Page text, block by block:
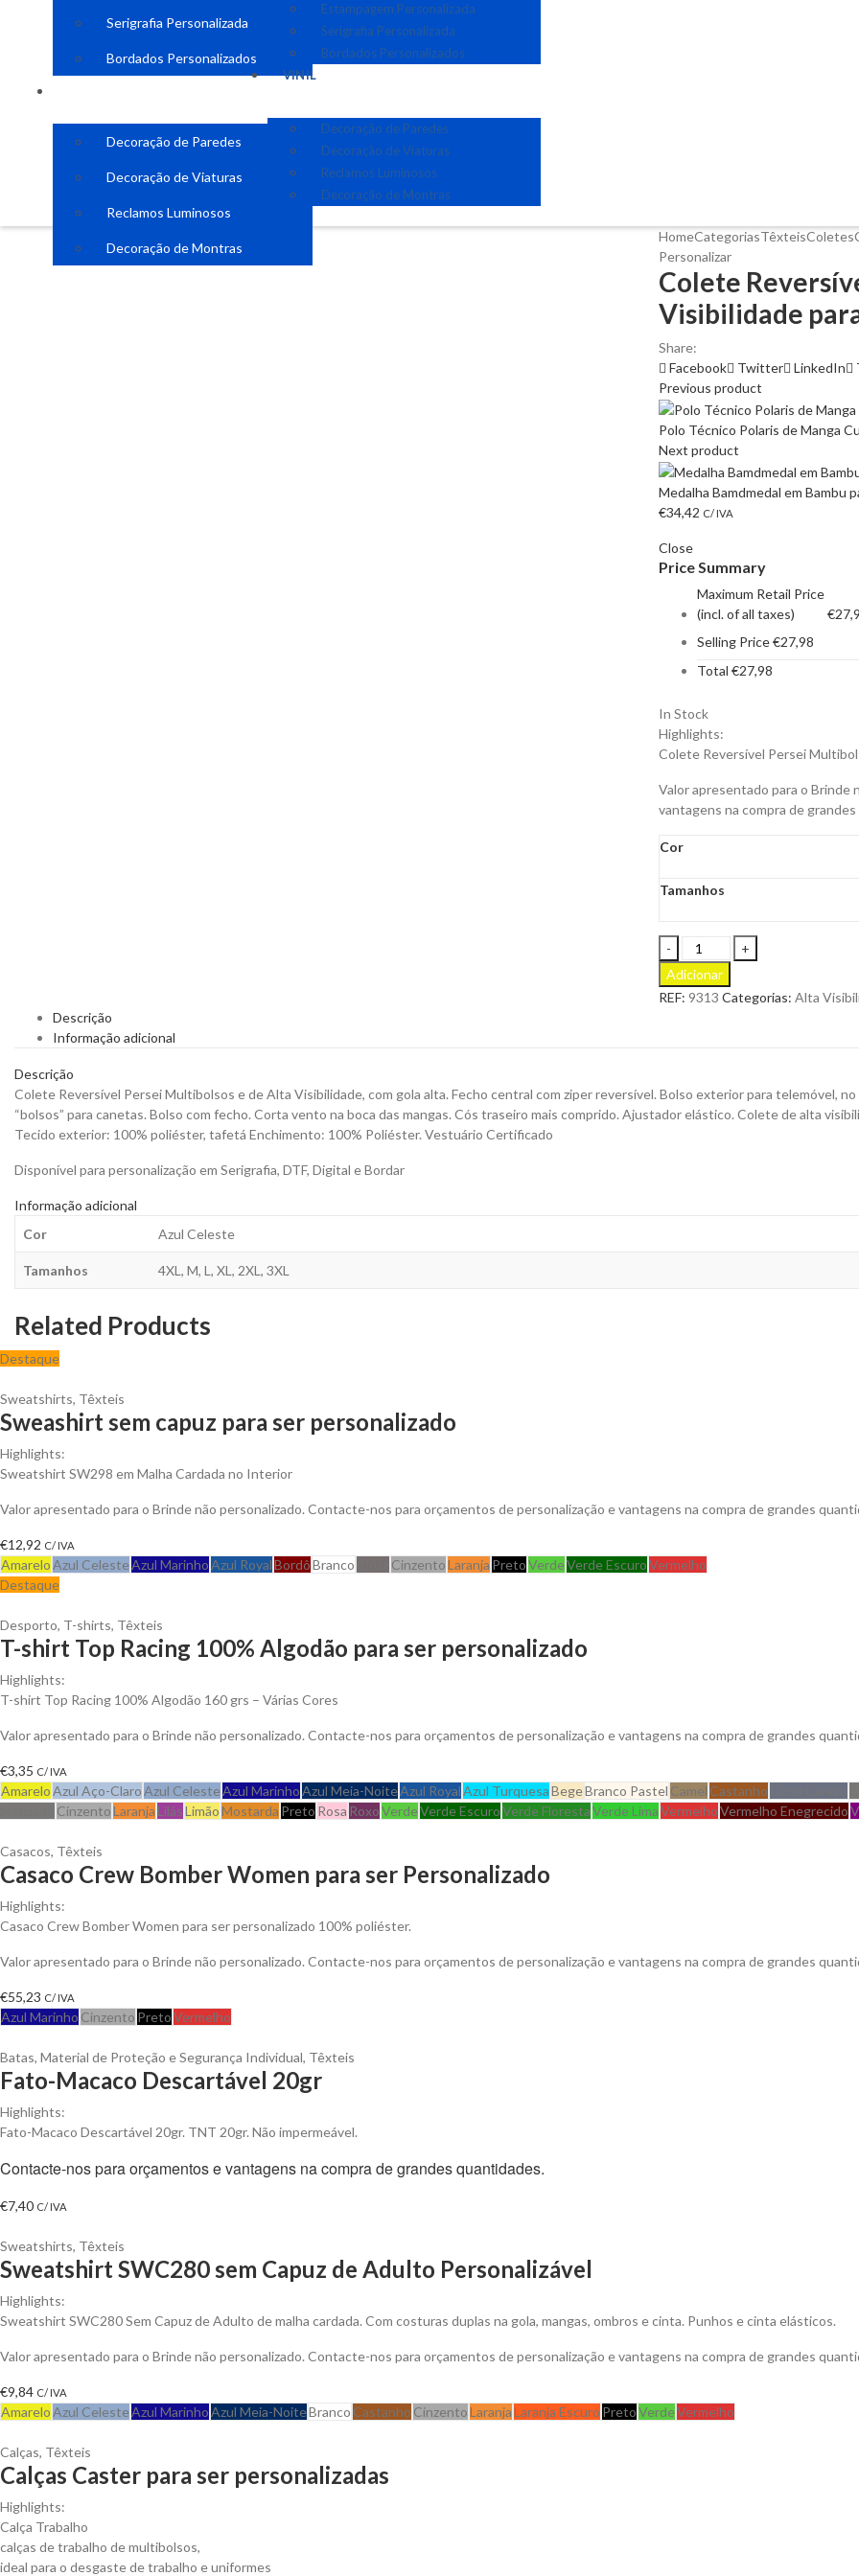
Serigrafia Personalizada
Bordados Personalizados
Decoração de Paredes
Decoração de Viaturas
Reclamos Luminosos
Decoração de Montras
Estampagem Personalizada
Serigrafia Personalizada
Bordados Personalizados
VINIL
Decoração de Paredes
Decoração de Viaturas
Reclamos Luminosos
Decoração de Montras
HomeCategoriasTêxteisColetes
Personalizar
Colete
Visibilidade
Share:
Facebook
Twitter LinkedIn
Previous product
Polo Técnico Polaris de Manga
Next product
Medalha Bamdmedal em Bambu
€34,42 C/ IVA
Close
Price Summary
Maximum Retail Price
(incl. of all taxes)
€
Selling Price€27,98
Total €27,98
In Stock
Highlights:
Colete Reversível Persei
Valor apresentado para o Brinde
vantagens na compra de
Cor
Tamanhos
Colete
Reversível
Persei
Multibolsos
Adicionar
REF: 9313 Categorias: Alta
Descrição
Informação adicional
Descrição
Colete Reversível Persei Multibolsos e de Alta Visibilidade, com gola alta. Fecho central com ziper reversível. Bolso exterior para telemóvel,
“bolsos” para canetas. Bolso com fecho. Corta vento na boca das mangas. Cós traseiro mais comprido. Ajustador elástico. Colete de alta
Tecido exterior: 100% poliéster, tafetá Enchimento: 100% Poliéster. Vestuário Certificado
Disponível para personalização em Serigrafia, DTF, Digital e Bordar
Informação adicional
Cor
Azul Celeste
Tamanhos 4XL, M, L, XL, 2XL, 3XL
Related Products
Destaque
Sweatshirts, Têxteis
Sweashirt sem capuz para ser personalizado
Highlights:
Sweatshirt SW298 em Malha Cardada no Interior
Valor apresentado para o Brinde não personalizado. Contacte-nos para orçamentos de personalização e vantagens na compra de grandes
€12,92 C/ IVA
AmareloAzul CelesteAzul MarinhoAzul RoyalBordôBranco CinzentoLaranja PretoVerdeVerde EscuroVermelho
Destaque
Desporto, T-shirts, Têxteis
T-shirt Top Racing 100% Algodão para ser personalizado
Highlights:
T-shirt Top Racing 100% Algodão 160 grs – Várias Cores
Valor apresentado para o Brinde não personalizado. Contacte-nos para orçamentos de personalização e vantagens na compra de grandes
€3,35 C/ IVA
AmareloAzul Aço-ClaroAzul CelesteAzul MarinhoAzul Meia-NoiteAzul RoyalAzul TurquesaBegeBranco Pastel Camel Castanho
CinzentoLaranja LilásLimãoMostarda Preto Rosa RoxoVerdeVerde EscuroVerde FlorestaVerde LimaVermelhoVermelho Enegrecido
Casacos, Têxteis
Casaco Crew Bomber Women para ser Personalizado
Highlights:
Casaco Crew Bomber Women para ser personalizado 100% poliéster.
Valor apresentado para o Brinde não personalizado. Contacte-nos para orçamentos de personalização e vantagens na compra de grandes
€55,23 C/ IVA
Azul Marinho Cinzento PretoVermelho
Batas, Material de Proteção e Segurança Individual, Têxteis
Fato-Macaco Descartável 20gr
Highlights:
Fato-Macaco Descartável 20gr. TNT 20gr. Não impermeável.
Contacte-nos para orçamentos e vantagens na compra de grandes quantidades.
€7,40 C/ IVA
Sweatshirts, Têxteis
Sweatshirt SWC280 sem Capuz de Adulto Personalizável
Highlights:
Sweatshirt SWC280 Sem Capuz de Adulto de malha cardada. Com costuras duplas na gola, mangas, ombros e cinta. Punhos e cinta elásticos.
Valor apresentado para o Brinde não personalizado. Contacte-nos para orçamentos de personalização e vantagens na compra de grandes
€9,84 C/ IVA
AmareloAzul CelesteAzul MarinhoAzul Meia-NoiteBranco Castanho CinzentoLaranjaLaranja Escuro PretoVerdeVermelho
Calças, Têxteis
Calças Caster para ser personalizadas
Highlights:
Calça Trabalho
calças de trabalho de multibolsos,
ideal para o desgaste de trabalho e uniformes